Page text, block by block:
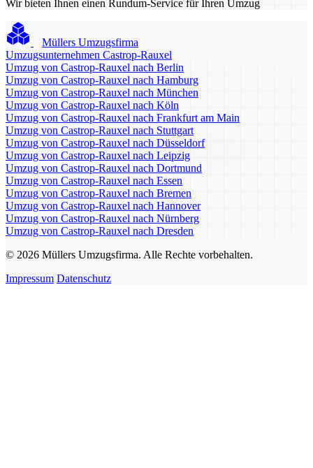
Wir bieten Ihnen einen Rundum-Service für Ihren Umzug
Müllers Umzugsfirma
Umzugsunternehmen Castrop-Rauxel
Umzug von Castrop-Rauxel nach Berlin
Umzug von Castrop-Rauxel nach Hamburg
Umzug von Castrop-Rauxel nach München
Umzug von Castrop-Rauxel nach Köln
Umzug von Castrop-Rauxel nach Frankfurt am Main
Umzug von Castrop-Rauxel nach Stuttgart
Umzug von Castrop-Rauxel nach Düsseldorf
Umzug von Castrop-Rauxel nach Leipzig
Umzug von Castrop-Rauxel nach Dortmund
Umzug von Castrop-Rauxel nach Essen
Umzug von Castrop-Rauxel nach Bremen
Umzug von Castrop-Rauxel nach Hannover
Umzug von Castrop-Rauxel nach Nürnberg
Umzug von Castrop-Rauxel nach Dresden
© 2026 Müllers Umzugsfirma. Alle Rechte vorbehalten.
Impressum Datenschutz